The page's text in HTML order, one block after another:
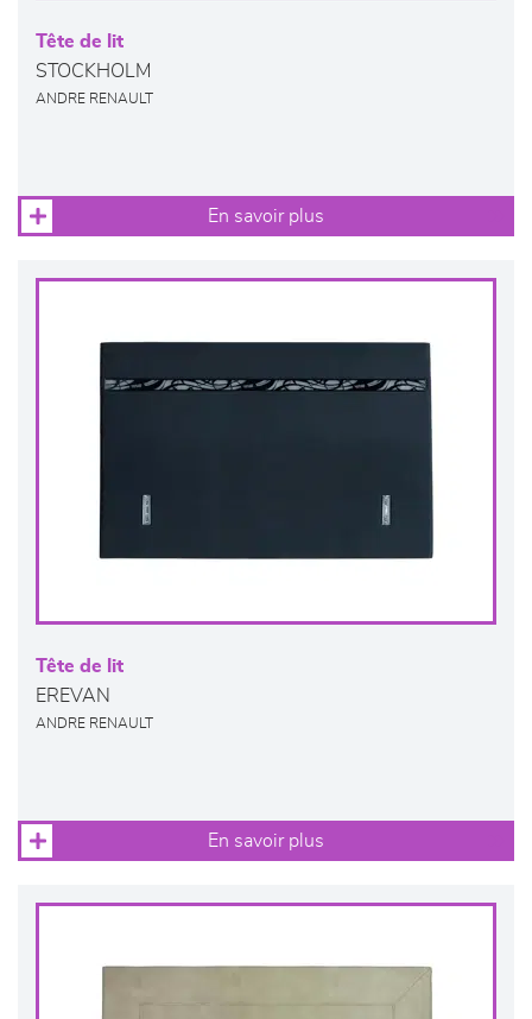
Tête de lit
STOCKHOLM
ANDRE RENAULT
En savoir plus
Tête de lit
EREVAN
ANDRE RENAULT
En savoir plus